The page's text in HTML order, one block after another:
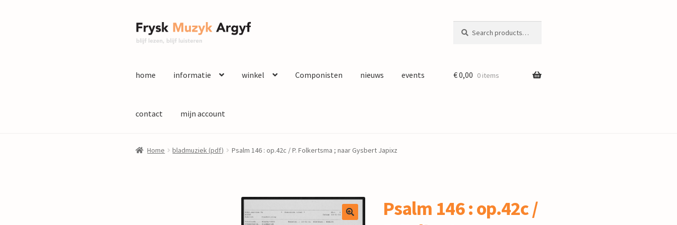
Ga
door
Ga
naar
for:
home informatie winkel Componisten nieuws events
contact mijn account
€0,00 0 items
Home bladmuziek (pdf) Psalm 146 : op.42c / P. Folkertsma ; naar Gysbert Japixz
Psalm 146 : op.42c /